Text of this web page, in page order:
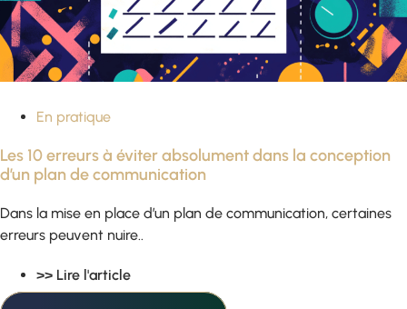
En pratique
Les 10 erreurs à éviter absolument dans la conception
d’un plan de communication
Dans la mise en place d’un plan de communication, certaines
erreurs peuvent nuire..
>> Lire l'article